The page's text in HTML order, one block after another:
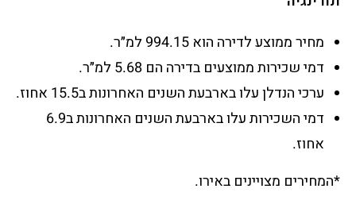
מחיר ממוצע לדירה הוא 994.15 למ״ר.
דמי שכירות ממוצעים בדירה הם 5.68 למ״ר.
ערכי הנדלן עלו בארבעת השנים האחרונות ב15.5 אחוז.
דמי השכירות עלו בארבעת השנים האחרונות ב6.9
אחוז.
*המחירים מצויינים באירו.